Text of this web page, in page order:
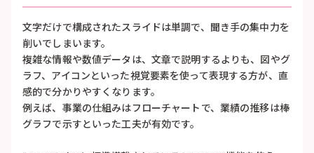
文字だけで構成されたスライドは単調で、聞き手の集中力を
削いでしまいます。
複雑な情報や数値データは、文章で説明するよりも、図やグ
ラフ、アイコンといった視覚要素を使って表現する方が、直
感的で分かりやすくなります。
例えば、事業の仕組みはフローチャートで、業績の推移は棒
グラフで示すといった工夫が有効です。